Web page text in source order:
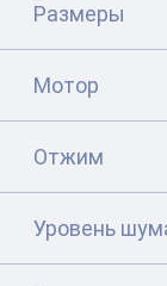
Размеры
Мотор
Отжим
Уровень